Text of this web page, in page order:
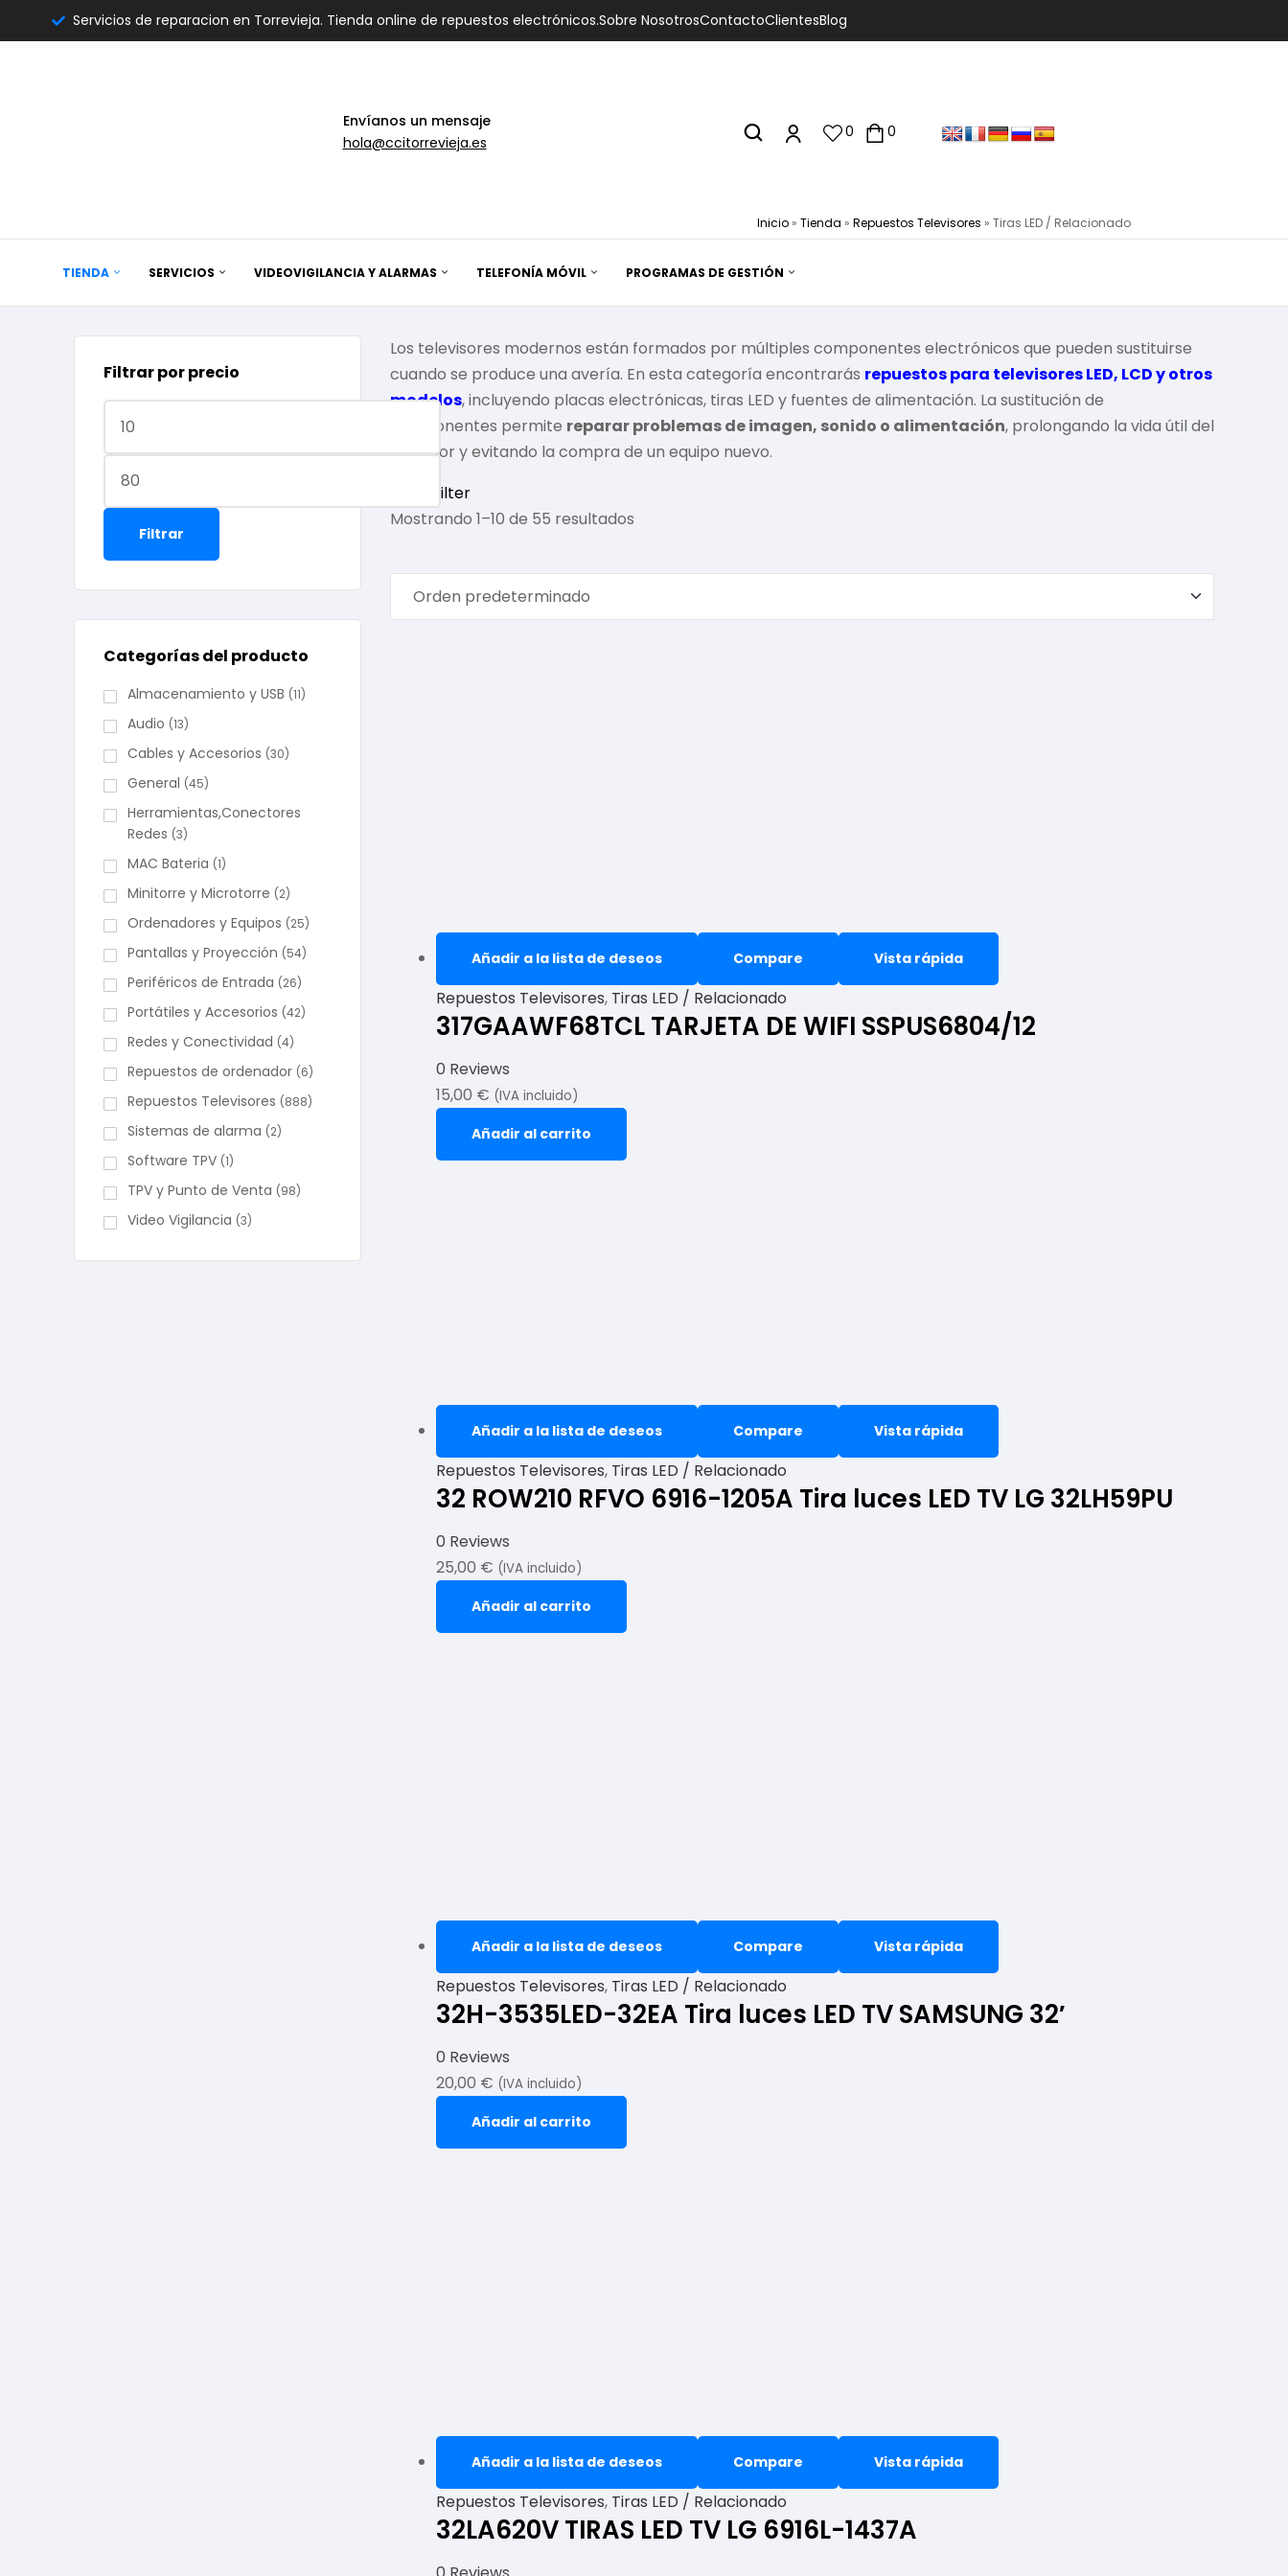
Servicios de reparacion en Torrevieja. Tienda online de repuestos electrónicos.Sobre NosotrosContactoClientesBlog
Envíanos un mensaje
hola@ccitorrevieja.es
0 0
Inicio » Tienda » Repuestos Televisores » Tiras LED / Relacionado
TIENDA SERVICIOS VIDEOVIGILANCIA Y ALARMAS TELEFONÍA MÓVIL PROGRAMAS DE GESTIÓN
Los televisores modernos están formados por múltiples componentes electrónicos que pueden sustituirse
cuando se produce una avería. En esta categoría encontrarás repuestos para televisores LED, LCD y otros
modelos, incluyendo placas electrónicas, tiras LED y fuentes de alimentación. La sustitución de
componentes permite reparar problemas de imagen, sonido o alimentación, prolongando la vida útil del
televisor y evitando la compra de un equipo nuevo.
Filter
Mostrando 1–10 de 55 resultados
Añadir a la lista de deseos Compare Vista rápida
Repuestos Televisores, Tiras LED / Relacionado
317GAAWF68TCL TARJETA DE WIFI SSPUS6804/12
0 Reviews
15,00 € (IVA incluido)
Añadir al carrito
Añadir a la lista de deseos Compare Vista rápida
Repuestos Televisores, Tiras LED / Relacionado
32 ROW210 RFVO 6916-1205A Tira luces LED TV LG 32LH59PU
0 Reviews
25,00 € (IVA incluido)
Añadir al carrito
Añadir a la lista de deseos Compare Vista rápida
Repuestos Televisores, Tiras LED / Relacionado
32H-3535LED-32EA Tira luces LED TV SAMSUNG 32′
0 Reviews
20,00 € (IVA incluido)
Añadir al carrito
Añadir a la lista de deseos Compare Vista rápida
Repuestos Televisores, Tiras LED / Relacionado
32LA620V TIRAS LED TV LG 6916L-1437A
Filtrar por precio
Filtrar
Categorías del producto
Almacenamiento y USB (11)
Audio (13)
Cables y Accesorios (30)
General (45)
Herramientas,Conectores
Redes (3)
MAC Bateria (1)
Minitorre y Microtorre (2)
Ordenadores y Equipos (25)
Pantallas y Proyección (54)
Periféricos de Entrada (26)
Portátiles y Accesorios (42)
Redes y Conectividad (4)
Repuestos de ordenador (6)
Repuestos Televisores (888)
Sistemas de alarma (2)
Software TPV (1)
TPV y Punto de Venta (98)
Video Vigilancia (3)